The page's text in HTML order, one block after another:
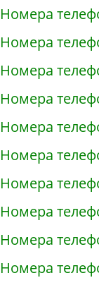
Номера
Номера
Номера
Номера
Номера
Номера
Номера
Номера
Номера
Номера